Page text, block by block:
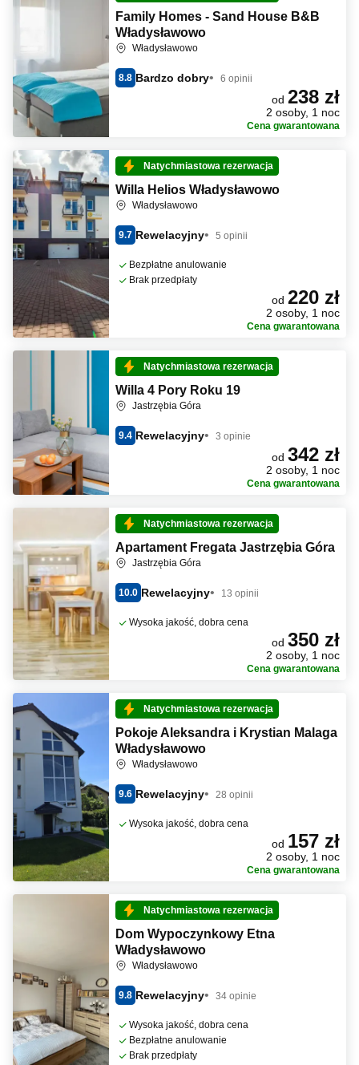
Family Homes - Sand House B&B
Władysławowo
Władysławowo
8.8 Bardzo dobry 6 opinii
od 238 zł
2 osoby, 1 noc
Cena gwarantowana
Natychmiastowa rezerwacja
Willa Helios Władysławowo
Władysławowo
9.7 Rewelacyjny 5 opinii
Bezpłatne anulowanie
Brak przedpłaty
od 220 zł
2 osoby, 1 noc
Cena gwarantowana
Natychmiastowa rezerwacja
Willa 4 Pory Roku 19
Jastrzębia Góra
9.4 Rewelacyjny 3 opinie
od 342 zł
2 osoby, 1 noc
Cena gwarantowana
Natychmiastowa rezerwacja
Apartament Fregata Jastrzębia Góra
Jastrzębia Góra
10.0 Rewelacyjny 13 opinii
Wysoka jakość, dobra cena
od 350 zł
2 osoby, 1 noc
Cena gwarantowana
Natychmiastowa rezerwacja
Pokoje Aleksandra i Krystian Malaga
Władysławowo
Władysławowo
9.6 Rewelacyjny 28 opinii
Wysoka jakość, dobra cena
od 157 zł
2 osoby, 1 noc
Cena gwarantowana
Natychmiastowa rezerwacja
Dom Wypoczynkowy Etna
Władysławowo
Władysławowo
9.8 Rewelacyjny 34 opinie
Wysoka jakość, dobra cena
Bezpłatne anulowanie
Brak przedpłaty